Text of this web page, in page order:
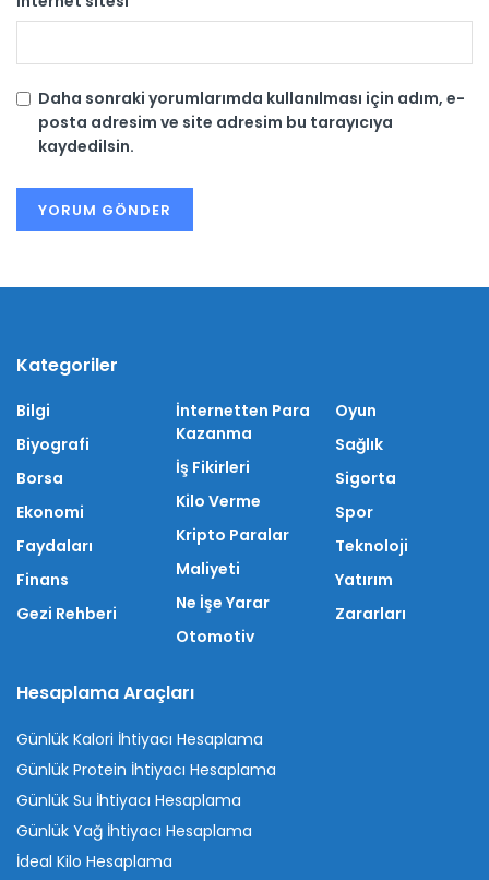
Daha sonraki yorumlarımda kullanılması için adım, e-
posta adresim ve site adresim bu tarayıcıya
kaydedilsin.
Kategoriler
Bilgi
Biyografi
Borsa
Ekonomi
Faydaları
Finans
Gezi Rehberi
İnternetten Para
Kazanma
İş Fikirleri
Kilo Verme
Kripto Paralar
Maliyeti
Ne İşe Yarar
Otomotiv
Oyun
Sağlık
Sigorta
Spor
Teknoloji
Yatırım
Zararları
Hesaplama Araçları
Günlük Kalori İhtiyacı Hesaplama
Günlük Protein İhtiyacı Hesaplama
Günlük Su İhtiyacı Hesaplama
Günlük Yağ İhtiyacı Hesaplama
İdeal Kilo Hesaplama